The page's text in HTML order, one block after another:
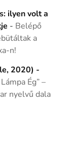
ilyen volt a
- Belépő
a
n!
2020) -
Ég” –
nyelvű dala